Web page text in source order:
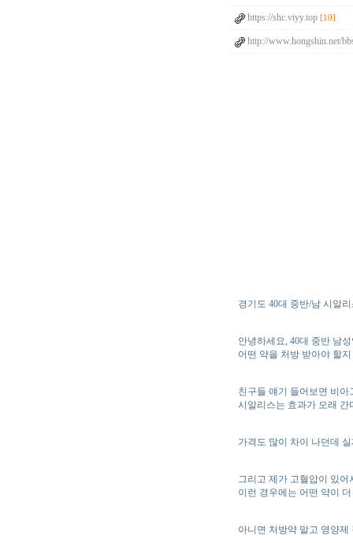
https://shc.viyy.top [10]
http://www.hongshin.net/
경기도 40대 중반/남 시알
안녕하세요, 40대 중반 남
어떤 약을 처방 받아야 할
친구들 얘기 들어보면 비
시알리스는 효과가 오래
가격도 많이 차이 나던데
그리고 제가 고혈압이 있
이런 경우에는 어떤 약이
아니면 처방약 말고 영양제